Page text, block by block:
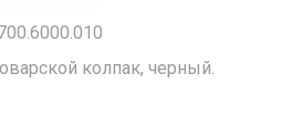
колпак, черный.